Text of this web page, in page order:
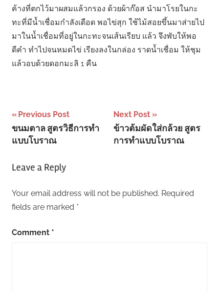
ค้างที่ตกไว้มาผสมแล้วกรอง ด้วยผ้าก๊อส นํามาโรยในกะ
ทะที่มีน้ำเชื่อมกําลังเดือด พอไข่สุก ใช้ไม้สอยขึ้นมาส่ายไป
มาในน้ำเชื่อมที่อยู่ในกะทะจนเส้นเรียบ แล้ว จึงพับให้พอ
ดีคํา ทําไปจนหมดไข่ เรียงลงในกล่อง ราดน้ำเชื่อม ให้ชุม
แล้วอบด้วยดอกมะลิ 1 คืน
Post
navigation
Previous Post
ขนมตาล สูตรวิธีการทำ
แบบโบราณ
Next Post
ข้าวต้มผัดใส่กล้วย สูตร
การทำแบบโบราณ
Leave a Reply
Your email address will not be published. Required
fields are marked *
Comment *